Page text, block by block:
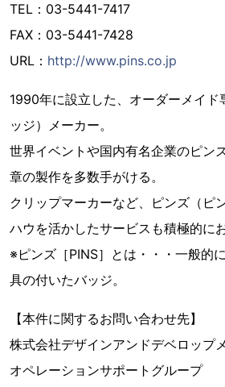
TEL：03-5441-7417
FAX：03-5441-7428
URL： http://www.pins.co.jp
1990年に設立した、オーダーメイド
ッジ）メーカー。
世界イベントや国内有名企業のピン
章の製作を多数手がける。
クリップマーカーなど、ピンズ（ピ
ハウを活かしたサービスも積極的に
※ピンズ［PINS］とは・・・一般的
具の付いたバッジ。
【本件に関するお問い合わせ先】
株式会社デザインアンドデベロップ
オペレーションサポートグループ